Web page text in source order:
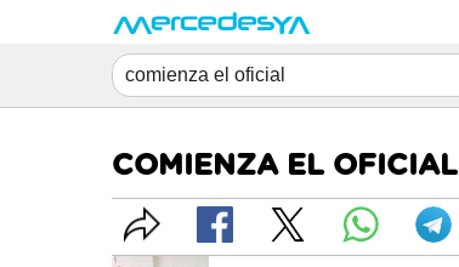
COMIENZA EL OFICIAL